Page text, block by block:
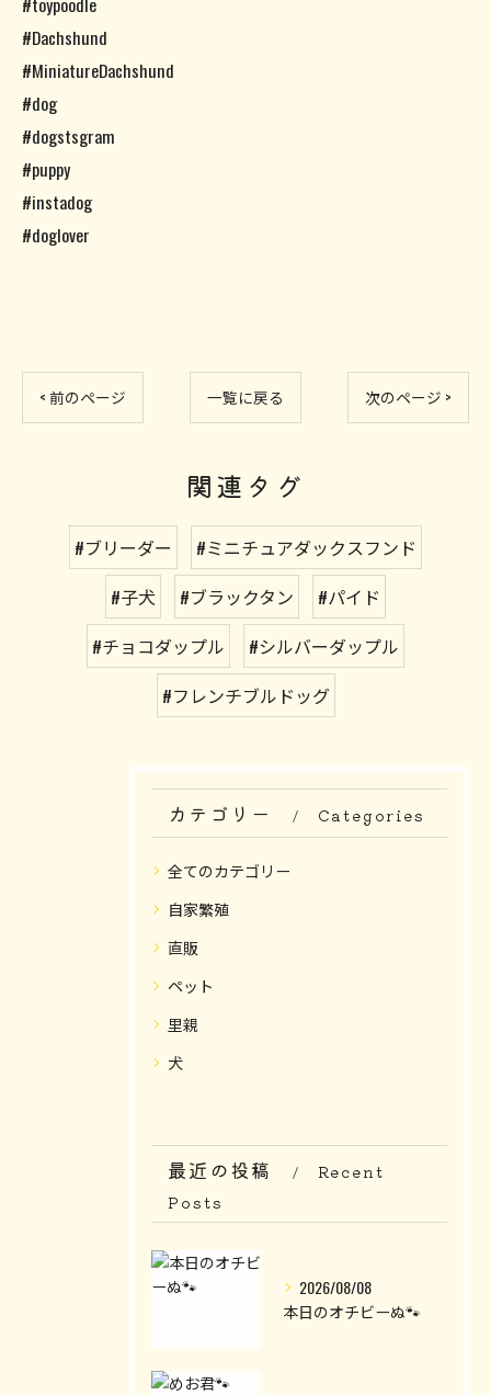
#Dachshund
#MiniatureDachshund
#dog
#dogstsgram
#puppy
#instadog
#doglover
< 前のページ 一覧に戻る 次のページ >
関連タグ
#ブリーダー
#ミニチュアダックスフンド
#子犬
#ブラックタン
#パイド
#チョコダップル
#シルバーダップル
#フレンチブルドッグ
カテゴリー Categories
全てのカテゴリー
自家繁殖
直販
ペット
里親
犬
最近の投稿
Recent
Posts
2026/08/08
本日のオチビーぬ🐾